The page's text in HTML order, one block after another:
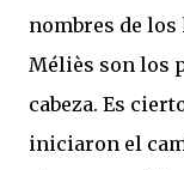
nombres de los
Méliès son los
cabeza. Es
iniciaron el